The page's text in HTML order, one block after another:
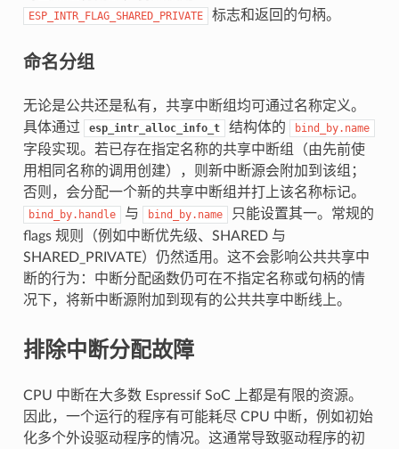
ESP_INTR_FLAG_SHARED_PRIVATE 标志和返回的句柄。
命名分组
无论是公共还是私有，共享中断组均可通过名称定义。
具体通过
esp_intr_alloc_info_t 结构体的 bind_by.name
字段实现。若已存在指定名称的共享中断组（由先前使
用相同名称的调用创建），则新中断源会附加到该组；
否则，会分配一个新的共享中断组并打上该名称标记。
bind_by.handle 与 bind_by.name
只能设置其一。常规的
flags 规则（例如中断优先级、SHARED 与
SHARED_PRIVATE）仍然适用。这不会影响公共共享中
断的行为：中断分配函数仍可在不指定名称或句柄的情
况下，将新中断源附加到现有的公共共享中断线上。
排除中断分配故障
CPU 中断在大多数 Espressif SoC 上都是有限的资源。
因此，一个运行的程序有可能耗尽 CPU 中断，例如初始
化多个外设驱动程序的情况。这通常导致驱动程序的初